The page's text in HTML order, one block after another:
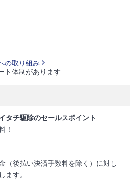
の取り組み
ト体制があります
タチ駆除のセールスポイント
！
（後払い決済手数料を除く）に対し
ます。